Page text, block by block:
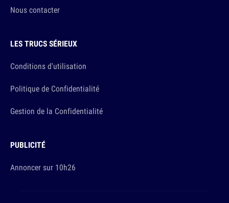
Nous contacter
LES TRUCS SÉRIEUX
Conditions d'utilisation
Politique de Confidentialité
Gestion de la Confidentialité
PUBLICITÉ
Annoncer sur 10h26